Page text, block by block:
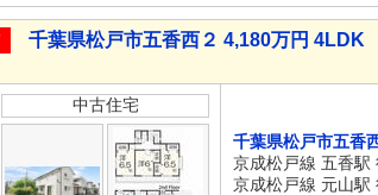
千葉県松戸市五香西２ 4,180万円 4LDK
中古住宅
千葉県松戸市五香
京成松戸線 五香駅
京成松戸線 元山駅